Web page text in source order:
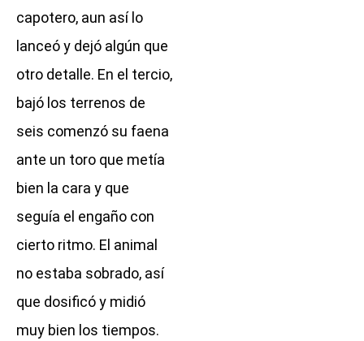
capotero, aun así lo
lanceó y dejó algún que
otro detalle. En el tercio,
bajó los terrenos de
seis comenzó su faena
ante un toro que metía
bien la cara y que
seguía el engaño con
cierto ritmo. El animal
no estaba sobrado, así
que dosificó y midió
muy bien los tiempos.